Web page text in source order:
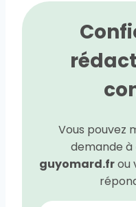
Vous pouvez
demande à
guyomard.frou